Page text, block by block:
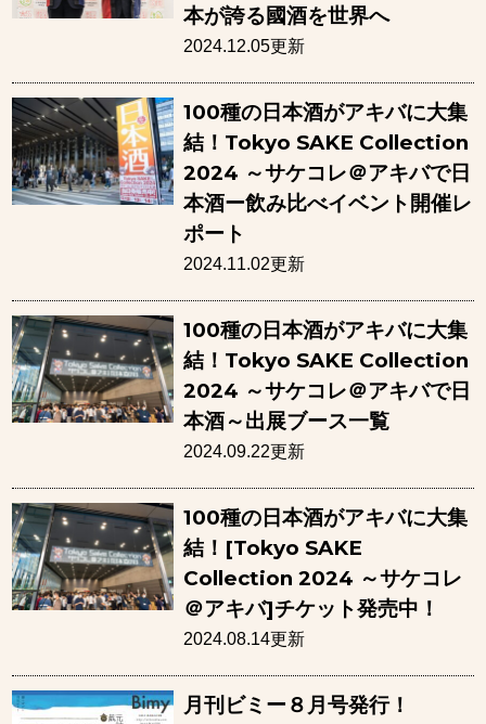
本が誇る國酒を世界へ
2024.12.05更新
100種の日本酒がアキバに大集
結！Tokyo SAKE Collection
2024 ～サケコレ＠アキバで日
本酒ー飲み比べイベント開催レ
ポート
2024.11.02更新
100種の日本酒がアキバに大集
結！Tokyo SAKE Collection
2024 ～サケコレ＠アキバで日
本酒～出展ブース一覧
2024.09.22更新
100種の日本酒がアキバに大集
結！[Tokyo SAKE
Collection 2024 ～サケコレ
＠アキバ]チケット発売中！
2024.08.14更新
月刊ビミー８月号発行！